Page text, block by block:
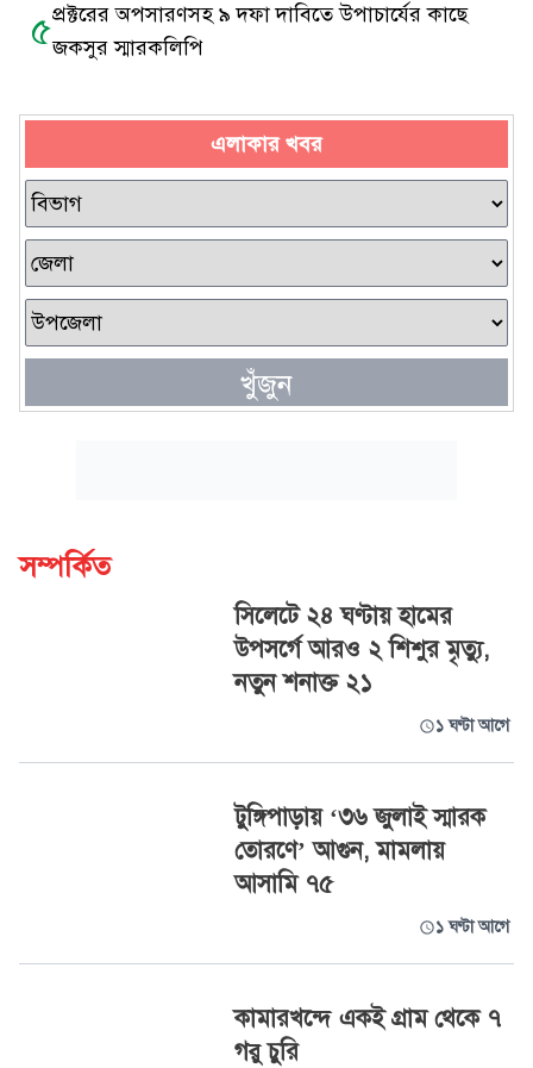
৫প্রক্টরের অপসারণসহ ৯ দফা দাবিতে উপাচার্যের কাছে
জকসুর স্মারকলিপি
এলাকার খবর
খুঁজুন
সম্পর্কিত
সিলেটে ২৪ ঘণ্টায় হামের
উপসর্গে আরও ২ শিশুর মৃত্যু,
নতুন শনাক্ত ২১
১ ঘণ্টা আগে
টুঙ্গিপাড়ায় ‘৩৬ জুলাই স্মারক
তোরণে’ আগুন, মামলায়
আসামি ৭৫
১ ঘণ্টা আগে
কামারখন্দে একই গ্রাম থেকে ৭
গরু চুরি